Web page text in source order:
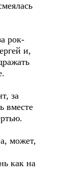
рок-
и,
за
вместе
может,
как на